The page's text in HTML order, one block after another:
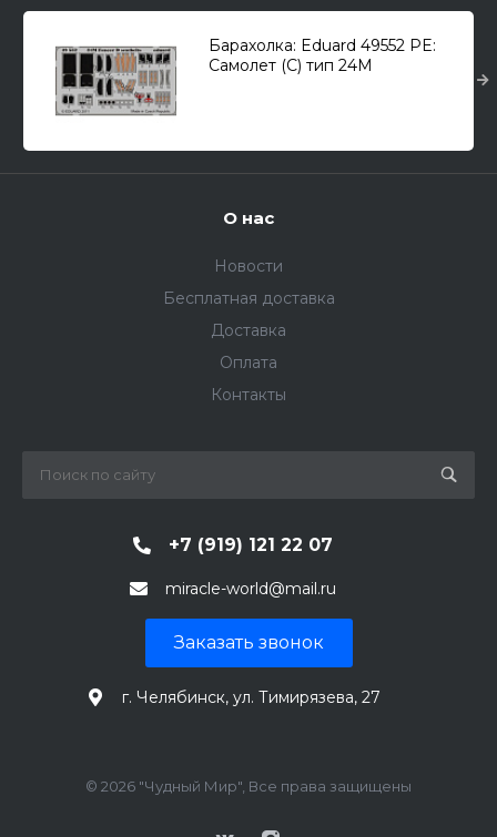
Барахолка: Eduard 49552 PE:
Самолет (С) тип 24М
О нас
Новости
Бесплатная доставка
Доставка
Оплата
Контакты
+7 (919) 121 22 07
miracle-world@mail.ru
Заказать звонок
г. Челябинск, ул. Тимирязева, 27
© 2026 "Чудный Мир", Все права защищены